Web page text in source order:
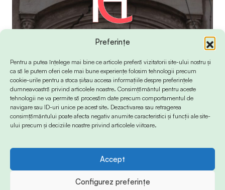
Preferințe
Pentru a putea înțelege mai bine ce articole preferă vizitatorii site-ului nostru și
ca să le putem oferi cele mai bune experiențe folosim tehnologii precum
cookie-urile pentru a stoca și/sau accesa informațiile despre preferințele
dumneavoastră privind articolele noastre. Consimțământul pentru aceste
tehnologii ne va permite să procesăm date precum comportamentul de
navigare sau ID-uri unice pe acest site. Dezactivarea sau retragerea
consimțământului poate afecta negativ anumite caracteristici și funcții ale site-
ului precum și deciziile noastre privind articolele viitoare.
Accept
Configurez preferințe
© 2024 Info-Sud-Est. All Rights Reserved.